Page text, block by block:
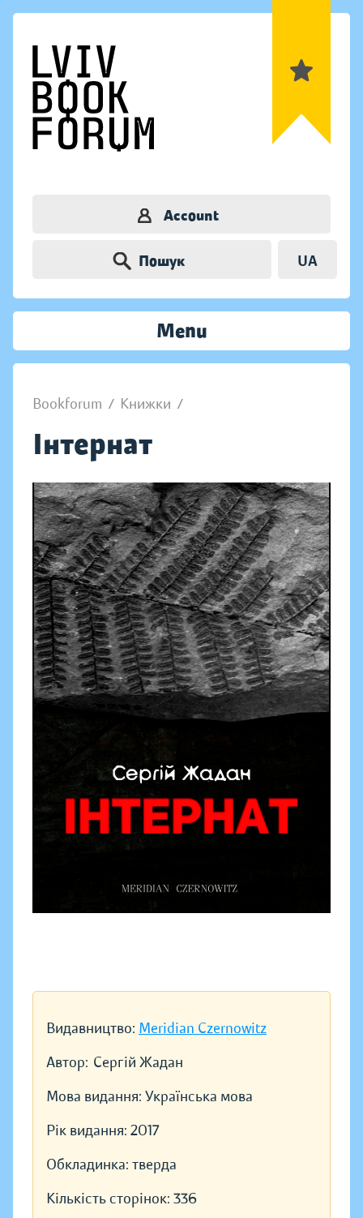
Account
Пошук UA
Menu
Bookforum / Книжки /
Інтернат
Видавництво: Meridian Czernowitz
Автор: Сергій Жадан
Мова видання: Українська мова
Рік видання: 2017
Обкладинка: тверда
Кількість сторінок: 336